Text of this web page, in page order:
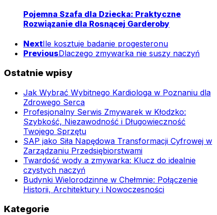
Pojemna Szafa dla Dziecka: Praktyczne
Rozwiązanie dla Rosnącej Garderoby
NextIle kosztuje badanie progesteronu
PreviousDlaczego zmywarka nie suszy naczyń
Ostatnie wpisy
Jak Wybrać Wybitnego Kardiologa w Poznaniu dla
Zdrowego Serca
Profesjonalny Serwis Zmywarek w Kłodzko:
Szybkość, Niezawodność i Długowieczność
Twojego Sprzętu
SAP jako Siła Napędowa Transformacji Cyfrowej w
Zarządzaniu Przedsiębiorstwami
Twardość wody a zmywarka: Klucz do idealnie
czystych naczyń
Budynki Wielorodzinne w Chełmnie: Połączenie
Historii, Architektury i Nowoczesności
Kategorie